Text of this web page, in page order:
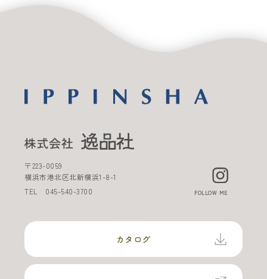
〒223-0059
横浜市港北区北新横浜1-8-1
TEL 045-540-3700 FOLLOW ME
カタログ